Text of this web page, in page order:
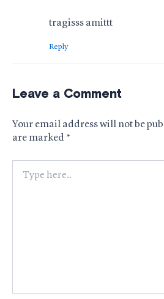
tragisss amittt
Reply
Leave a Comment
Your email address will not be
are marked *
here..